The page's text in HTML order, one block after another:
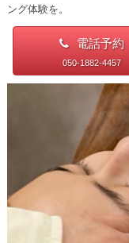
ング体験を。
電話予約
050-1882-4457